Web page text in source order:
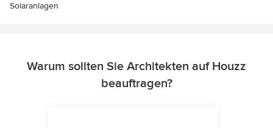
Solaranlagen
Warum sollten Sie Architekten auf Houzz
beauftragen?